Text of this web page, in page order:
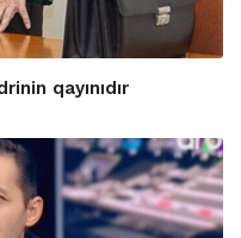
qayınıdır